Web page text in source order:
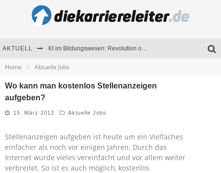
AKTUELL KI im Bildungswesen: Revolution oder Risiko für Schulen und Universitäten?
Seminare als Motivationsmotor – Wie Weiterbildung Mitarbeiter nachhaltig begeistert
Home Aktuelle Jobs
Wo kann man kostenlos Stellenanzeigen
aufgeben?
15. März 2012 Aktuelle Jobs
Stellenanzeigen aufgeben ist heute um ein Vielfaches
einfacher als noch vor einigen Jahren. Durch das
Internet wurde vieles vereinfacht und vor allem weiter
verbreitet. So ist es auch möglich, kostenlos